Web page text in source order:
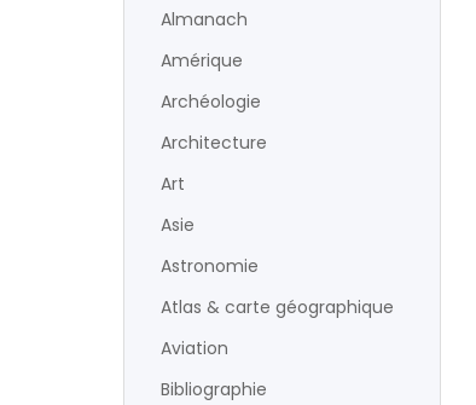
Almanach
Amérique
Archéologie
Architecture
Art
Asie
Astronomie
Atlas & carte géographique
Aviation
Bibliographie